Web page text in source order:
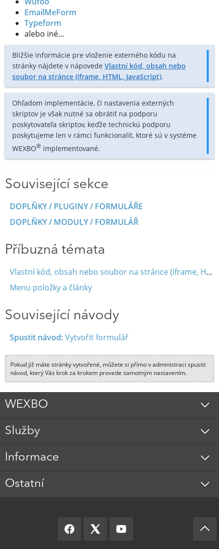
EmailMeForm
Typeform
alebo iné...
Bližšie informácie pre vloženie externého kódu na
stránky nájdete v nápovede Vlastní kód, obsah nebo
soubor na stránce (iframe, HTML, JavaScript).
Ohľadom implementácie, či nastavenia externých
skriptov je však nutné sa obrátiť na podporu
poskytovateľa skriptov, keďže technickú podporu
poskytujeme len v rámci funkcionalít, ktoré sú v systéme
WEXBO® implementované.
Související sekce
DOPLŇKY / PLUGINY / FORMULÁŘE
DOPLŇKY / MODULY / FORMULÁŘ
Příbuzná témata
Vlastní kód, obsah nebo soubor na stránce (iframe, HTML, JavaScript)
Menu položky a články
Související návody
Spustit návod:Vytvořit formulář
Pokud již máte stránky vytvořené, můžete si přímo v administraci spustit
návod, který Vás krok za krokem provede samotným nastavením.
WEXBO
Služby
Informace
Ostatní